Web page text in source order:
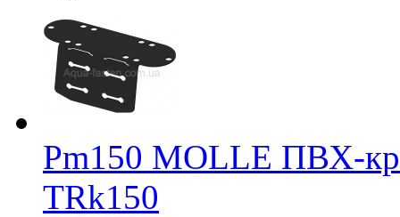
Pm150 MOLLE ПВХ-
TRk150